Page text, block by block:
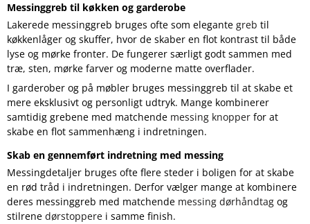
Messinggreb til køkken og garderobe
Lakerede messinggreb bruges ofte som elegante greb til
køkkenlåger og skuffer, hvor de skaber en flot kontrast til både
lyse og mørke fronter. De fungerer særligt godt sammen med
træ, sten, mørke farver og moderne matte overflader.
I garderober og på møbler bruges messinggreb til at skabe et
mere eksklusivt og personligt udtryk. Mange kombinerer
samtidig grebene med matchende messing knopper for at
skabe en flot sammenhæng i indretningen.
Skab en gennemført indretning med messing
Messingdetaljer bruges ofte flere steder i boligen for at skabe
en rød tråd i indretningen. Derfor vælger mange at kombinere
deres messinggreb med matchende messing dørhåndtag og
stilrene dørstoppere i samme finish.